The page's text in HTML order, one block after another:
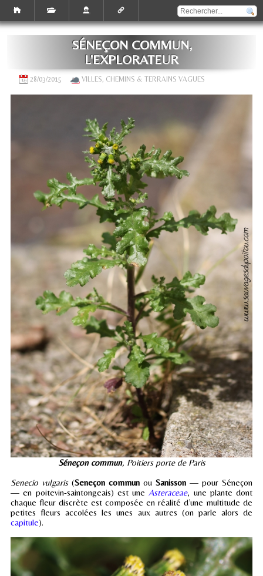
SÉNEÇON COMMUN,
L'EXPLORATEUR
28/03/2015 VILLES, CHEMINS & TERRAINS VAGUES
Séneçon commun, Poitiers porte de Paris
Senecio vulgaris(Seneçon commun ou Sanisson — pour Séneçon
— en poitevin-saintongeais) est une Asteraceae, une plante dont
chaque fleur discrète est composée en réalité d’une multitude de
petites fleurs accolées les unes aux autres (on parle alors de
capitule).